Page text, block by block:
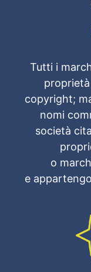
Tutti i
copyright;
nomi
società
o
e